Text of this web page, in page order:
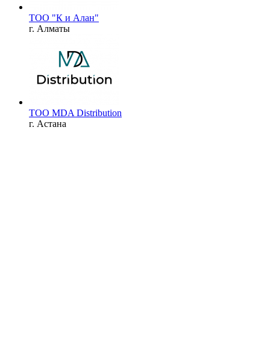
TOO "К и Алан"
г. Алматы
ТОО MDA Distribution
г. Астана